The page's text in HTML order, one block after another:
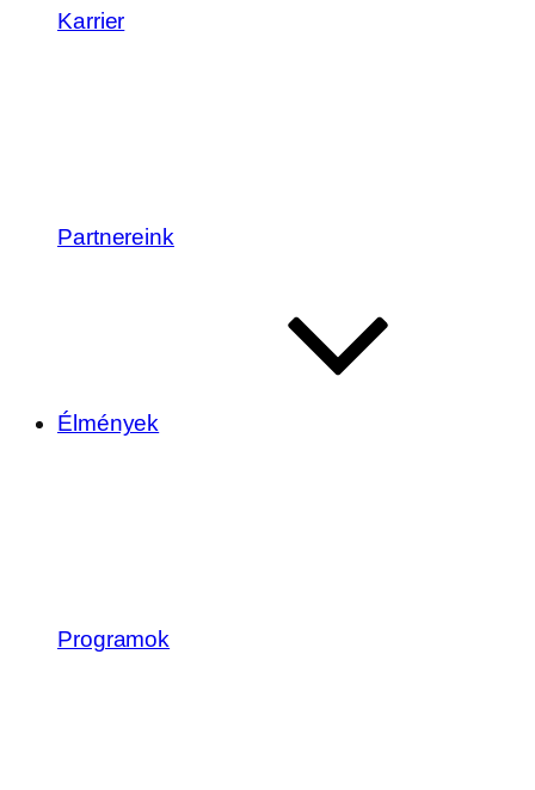
Karrier
Partnereink
Élmények
Programok